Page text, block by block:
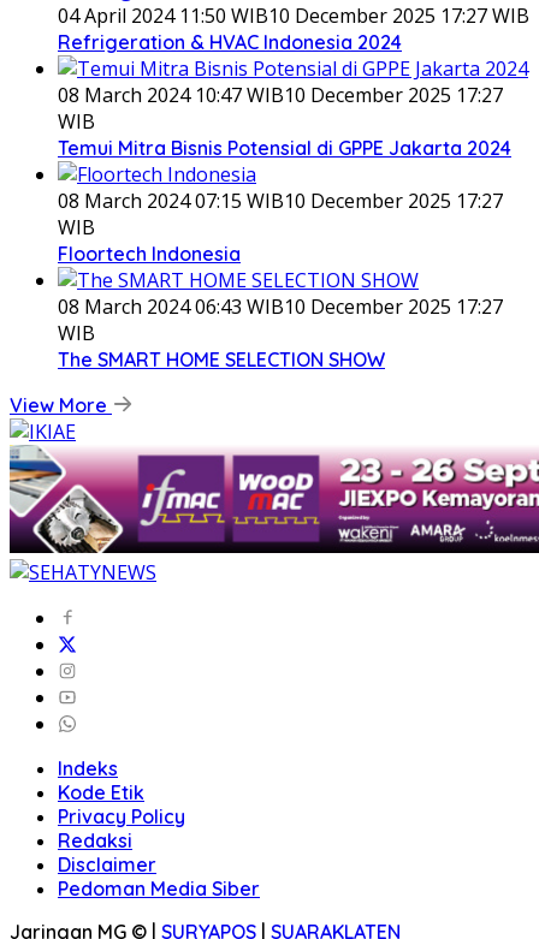
04 April 2024 11:50 WIB10 December 2025 17:27 WIB
Refrigeration & HVAC Indonesia 2024
08 March 2024 10:47 WIB10 December 2025 17:27
WIB
Temui Mitra Bisnis Potensial di GPPE Jakarta 2024
08 March 2024 07:15 WIB10 December 2025 17:27
WIB
Floortech Indonesia
08 March 2024 06:43 WIB10 December 2025 17:27
WIB
The SMART HOME SELECTION SHOW
View More
Indeks
Kode Etik
Privacy Policy
Redaksi
Disclaimer
Pedoman Media Siber
Jaringan MG © | SURYAPOS | SUARAKLATEN